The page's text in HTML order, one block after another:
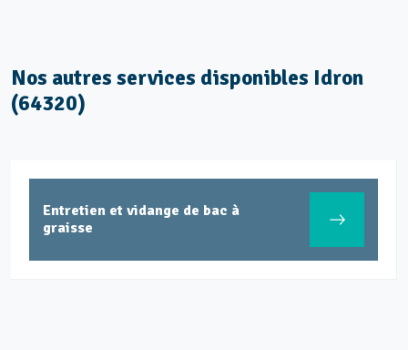
Nos autres services disponibles Idron
(64320)
Entretien et vidange de bac à
graisse